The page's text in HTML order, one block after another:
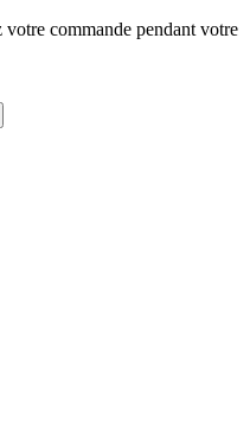
commande pendant votre